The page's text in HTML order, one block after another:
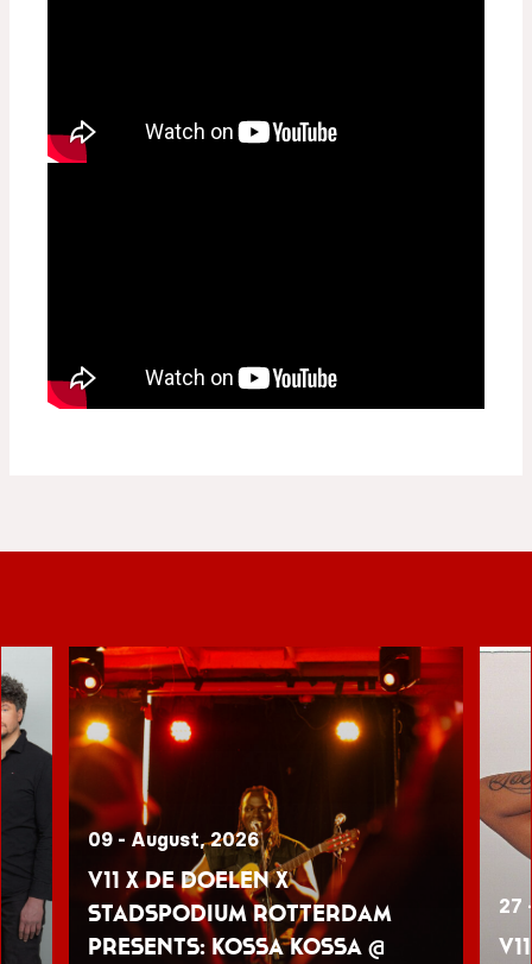
09 - August, 2026
V11 x De Doelen x
Stadspodium Rotterdam
presents: Kossa Kossa @
27